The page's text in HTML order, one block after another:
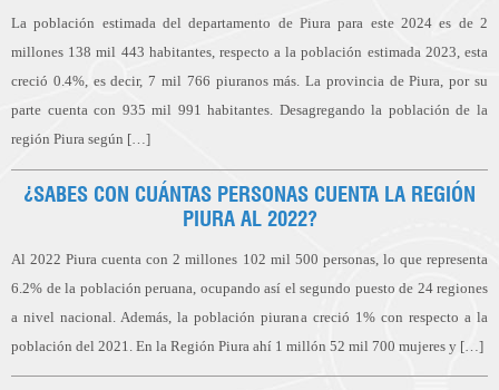
La población estimada del departamento de Piura para este 2024 es de 2
millones 138 mil 443 habitantes, respecto a la población estimada 2023, esta
creció 0.4%, es decir, 7 mil 766 piuranos más. La provincia de Piura, por su
parte cuenta con 935 mil 991 habitantes. Desagregando la población de la
región Piura según […]
¿SABES CON CUÁNTAS PERSONAS CUENTA LA REGIÓN
PIURA AL 2022?
Al 2022 Piura cuenta con 2 millones 102 mil 500 personas, lo que representa
6.2% de la población peruana, ocupando así el segundo puesto de 24 regiones
a nivel nacional. Además, la población piurana creció 1% con respecto a la
población del 2021. En la Región Piura ahí 1 millón 52 mil 700 mujeres y […]